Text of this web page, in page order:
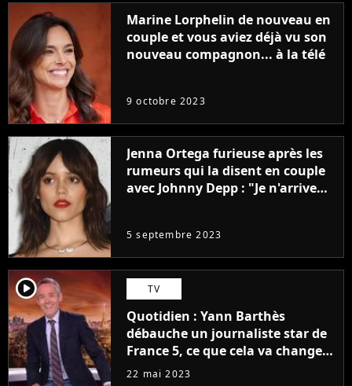
Marine Lorphelin de nouveau en
couple et vous aviez déjà vu son
nouveau compagnon... à la télé
9 octobre 2023
Jenna Ortega furieuse après les
rumeurs qui la disent en couple
avec Johnny Depp : "Je n'arrive
5 septembre 2023
player2 TV
Quotidien : Yann Barthès
débauche un journaliste star de
France 5, ce que cela va changer
à la rentrée
22 mai 2023